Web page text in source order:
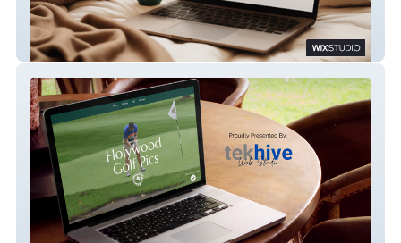
NU-U Lab Aesthetic